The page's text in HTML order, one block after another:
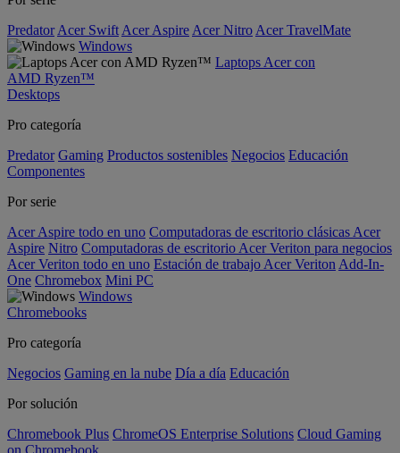
Predator Acer Swift Acer Aspire Acer Nitro Acer TravelMate
Windows
Laptops Acer con
AMD Ryzen™
Desktops
Pro categoría
Predator Gaming Productos sostenibles Negocios Educación
Componentes
Por serie
Acer Aspire todo en uno Computadoras de escritorio clásicas Acer
Aspire Nitro Computadoras de escritorio Acer Veriton para negocios
Acer Veriton todo en uno Estación de trabajo Acer Veriton Add-In-
One Chromebox Mini PC
Windows
Chromebooks
Pro categoría
Negocios Gaming en la nube Día a día Educación
Por solución
Chromebook Plus ChromeOS Enterprise Solutions Cloud Gaming
on Chromebook